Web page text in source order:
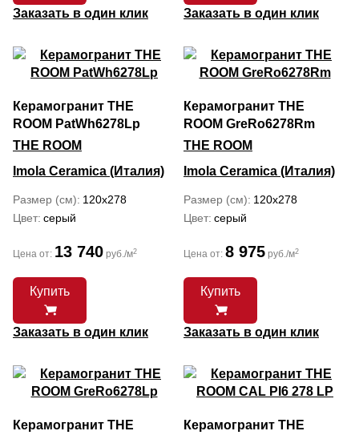
Заказать в один клик Заказать в один клик
Керамогранит THE
ROOM PatWh6278Lp
THE ROOM
Imola Ceramica (Италия)
Размер (см) 120x278
Цвет серый
Цена от: 13 740 руб./м2
Купить
Заказать в один клик
Керамогранит THE
ROOM GreRo6278Rm
THE ROOM
Imola Ceramica (Италия)
Размер (см) 120x278
Цвет серый
Цена от: 8 975 руб./м2
Купить
Заказать в один клик
Керамогранит THE
Керамогранит THE